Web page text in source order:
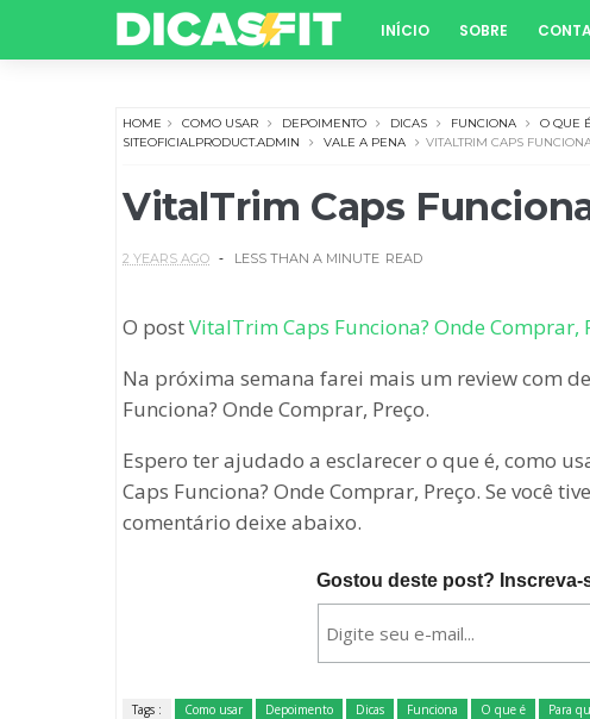
INÍCIO SOBRE
HOME COMO USAR DEPOIMENTO DICAS FUNCIONA O QUE É
SITEOFICIALPRODUCT.ADMIN
VALE A PENA VITALTRIM CAPS
VitalTrim Caps
2 YEARS AGO LESS THAN A MINUTE READ
O postVitalTrim Caps Funciona? Onde Comprar,
Na próxima semana farei mais um review com
Funciona? Onde Comprar, Preço.
Espero ter ajudado a esclarecer o que é, como
Caps Funciona? Onde Comprar, Preço. Se você
comentário deixe abaixo.
Gostou deste post?
Tags : Como usar Depoimento Dicas Funciona O que é Para